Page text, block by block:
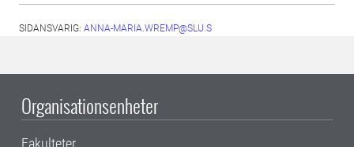
SIDANSVARIG: ANNA-MARIA.WREMP@SLU.S
Organisationsenheter
Fakulteter